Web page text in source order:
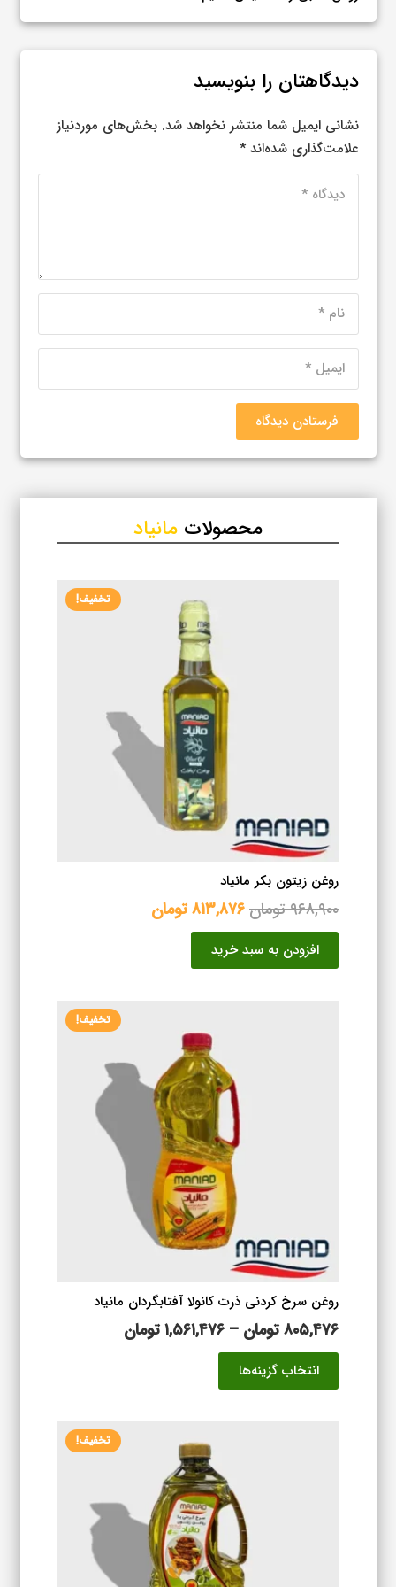
دیدگاهتان را بنویسید
نشانی ایمیل شما منتشر نخواهد شد. بخش‌های موردنیاز
علامت‌گذاری شده‌اند*
فرستادن دیدگاه
محصولات مانیاد
تخفیف!
روغن زیتون بکر مانیاد
۹۶۸,۹۰۰تومانقیمت
اصلی
بود.
۸۱۳,۸۷۶تومان
افزودن به سبد خرید
تخفیف!
روغن سرخ کردنی ذرت کانولا آفتابگردان مانیاد
۸۰۵,۴۷۶تومان – ۱,۵۶۱,۴۷۶تومان
انتخاب گزینه‌ها
مختلفی
می
باشد.
گزینه
ها
ممکن
است
تخفیف!